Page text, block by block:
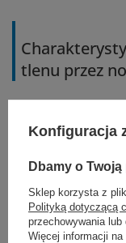
tlenu przez
odporny
dostępny
Konfiguracja
Dbamy o
Sklep korzysta z
Polityką dotyczącą
przechowywania lub
Więcej informacji